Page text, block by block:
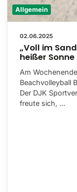
Allgemein
02.06.2025
„Voll im
heißer
Am
Beachvolleyball
Der DJK
freute sich, …